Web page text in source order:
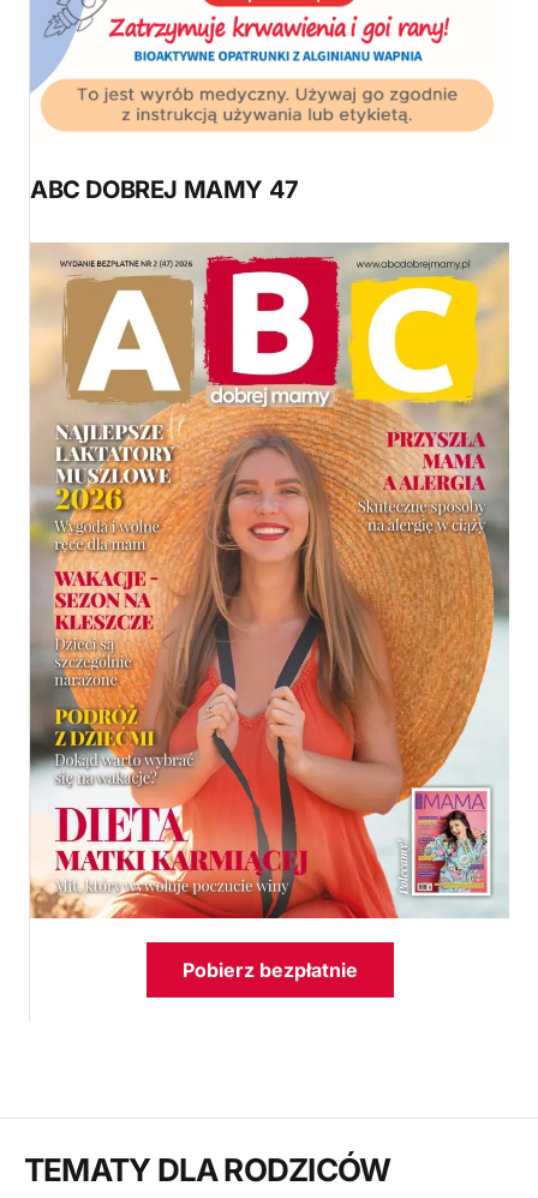
ABC DOBREJ MAMY 47
Pobierz bezpłatnie
TEMATY DLA RODZICÓW